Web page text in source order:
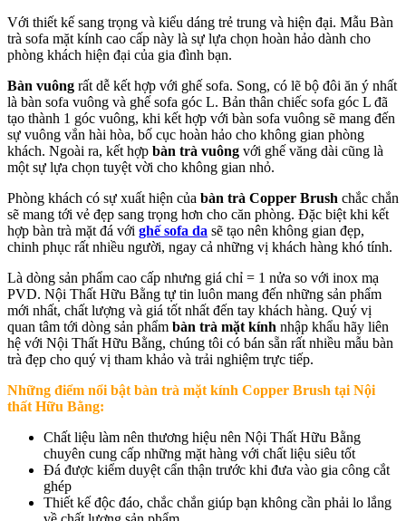
Với thiết kế sang trọng và kiểu dáng trẻ trung và hiện đại. Mẫu Bàn
trà sofa mặt kính cao cấp này là sự lựa chọn hoàn hảo dành cho
phòng khách hiện đại của gia đình bạn.
Bàn vuông rất dễ kết hợp với ghế sofa. Song, có lẽ bộ đôi ăn ý nhất
là bàn sofa vuông và ghế sofa góc L. Bản thân chiếc sofa góc L đã
tạo thành 1 góc vuông, khi kết hợp với bàn sofa vuông sẽ mang đến
sự vuông vắn hài hòa, bố cục hoàn hảo cho không gian phòng
khách. Ngoài ra, kết hợp bàn trà vuông với ghế văng dài cũng là
một sự lựa chọn tuyệt vời cho không gian nhỏ.
Phòng khách có sự xuất hiện của bàn trà Copper Brush chắc chắn
sẽ mang tới vẻ đẹp sang trọng hơn cho căn phòng. Đặc biệt khi kết
hợp bàn trà mặt đá với ghế sofa da sẽ tạo nên không gian đẹp,
chinh phục rất nhiều người, ngay cả những vị khách hàng khó tính.
Là dòng sản phẩm cao cấp nhưng giá chỉ = 1 nửa so với inox mạ
PVD. Nội Thất Hữu Bằng tự tin luôn mang đến những sản phẩm
mới nhất, chất lượng và giá tốt nhất đến tay khách hàng. Quý vị
quan tâm tới dòng sản phẩm bàn trà mặt kính nhập khẩu hãy liên
hệ với Nội Thất Hữu Bằng, chúng tôi có bán sẵn rất nhiều mẫu bàn
trà đẹp cho quý vị tham khảo và trải nghiệm trực tiếp.
Những điểm nổi bật bàn trà mặt kính Copper Brush tại Nội
thất Hữu Bằng:
Chất liệu làm nên thương hiệu nên Nội Thất Hữu Bằng
chuyên cung cấp những mặt hàng với chất liệu siêu tốt
Đá được kiểm duyệt cẩn thận trước khi đưa vào gia công cắt
ghép
Thiết kế độc đáo, chắc chắn giúp bạn không cần phải lo lắng